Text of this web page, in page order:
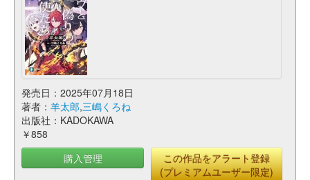
発売日：2025年07月18日
著者： 羊太郎,三嶋くろね
出版社：KADOKAWA
￥858
購入管理
この作品をアラート登録
(プレミアムユーザー限定)